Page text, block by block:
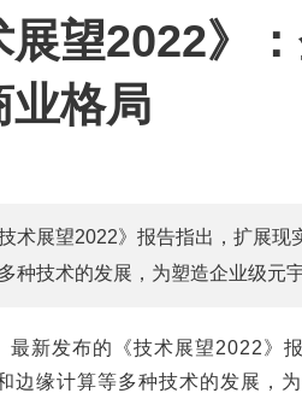
望2022》
业格局
术展望2022》报告指出，扩展现
种技术的发展，为塑造企业级元
最新发布的《技术展望2022》
边缘计算等多种技术的发展，